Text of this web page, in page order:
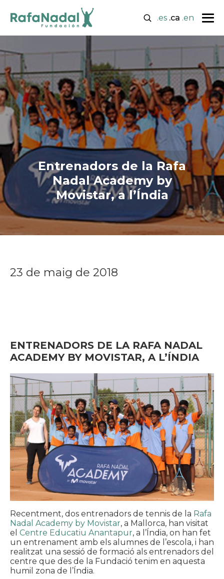
.es .ca .en
Entrenadors de la Rafa
Nadal Academy by
Movistar, a l’Índia
23 de maig de 2018
ENTRENADORS DE LA RAFA NADAL
ACADEMY BY MOVISTAR, A L’ÍNDIA
Recentment, dos entrenadors de tennis de la Rafa
Nadal Academy by Movistar, a Mallorca, han visitat
el Centre Educatiu Anantapur, a l’Índia, on han fet
un entrenament amb els alumnes de l’escola, i han
realitzat una sessió de formació als entrenadors del
centre que des de la Fundació tenim en aquesta
humil zona de l’Índia.